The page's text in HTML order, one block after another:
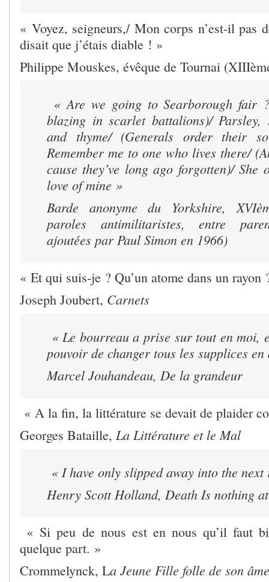
« Voyez, seigneurs,/ Mon corps n’est-il pas
disait que j’étais diable ! »
Philippe Mouskes, évêque de Tournai
« Are we going to Searborough fair
blazing in scarlet battalions)/ Parsley,
and thyme/ (Generals order their
Remember me to one who lives there/
cause they’ve long ago forgotten)/ She
love of mine »
Barde anonyme du Yorkshire,
paroles antimilitaristes, entre
ajoutées par Paul Simon en 1966)
« Et qui suis-je ? Qu’un atome dans un rayon
Joseph Joubert, Carnets
« Le bourreau a prise sur tout en moi,
pouvoir de changer tous les supplices en
Marcel Jouhandeau, De la grandeur
« A la fin, la littérature se devait de plaider
Georges Bataille, La Littérature et le Mal
« I have only slipped away into the next
Henry Scott Holland, Death Is nothing
« Si peu de nous est en nous qu’il faut
quelque part. »
Crommelynck, La Jeune Fille folle de son